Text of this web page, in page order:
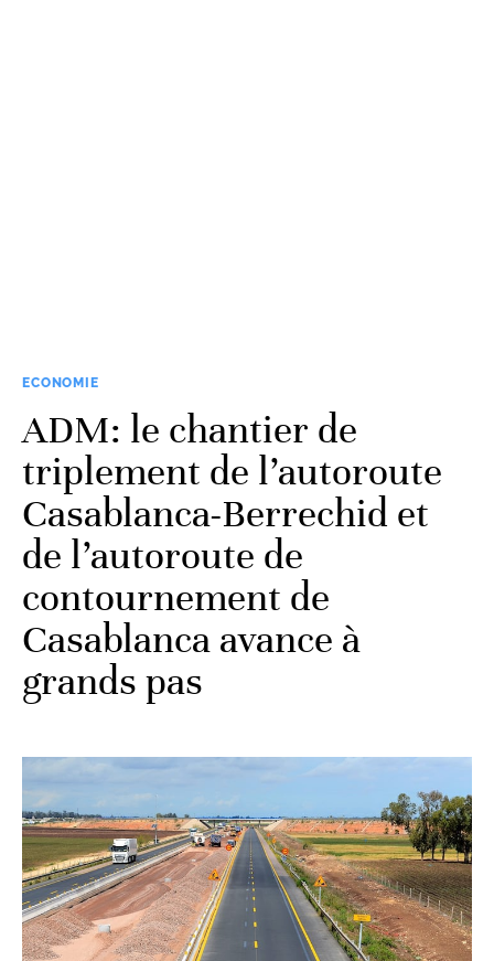
ECONOMIE
ADM: le chantier de
triplement de l’autoroute
Casablanca-Berrechid et
de l’autoroute de
contournement de
Casablanca avance à
grands pas